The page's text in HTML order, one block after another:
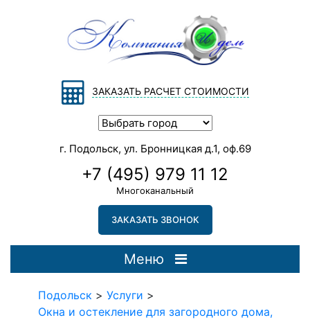
ЗАКАЗАТЬ РАСЧЕТ СТОИМОСТИ
г. Подольск, ул. Бронницкая д.1, оф.69
+7 (495) 979 11 12
Многоканальный
ЗАКАЗАТЬ ЗВОНОК
Меню
Подольск > Услуги >
Окна и остекление для загородного дома,